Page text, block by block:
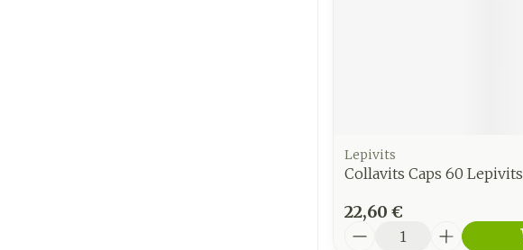
Lepivits
Collavits Caps 60 Lepivits
22,60 €
Quantité